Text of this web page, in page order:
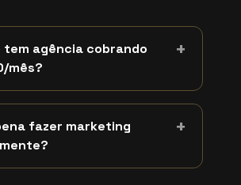
tem agência cobrando
mês?
+
fazer marketing
+